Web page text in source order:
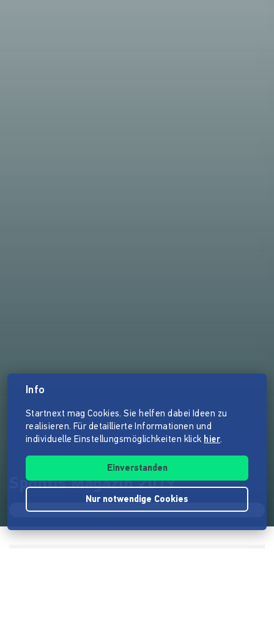
Spontis Magazin 2019
Info
Startnext mag Cookies. Sie helfen dabei Ideen zu
realisieren. Für detaillierte Informationen und
individuelle Einstellungsmöglichkeiten klick hier.
Einverstanden
Nur notwendige Cookies